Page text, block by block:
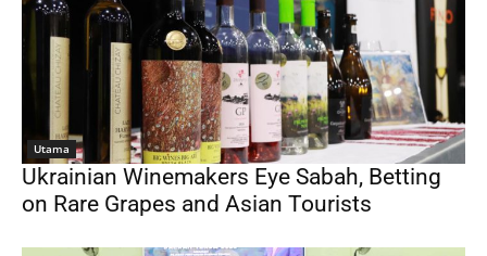
Utama
Ukrainian Winemakers Eye Sabah, Betting
on Rare Grapes and Asian Tourists